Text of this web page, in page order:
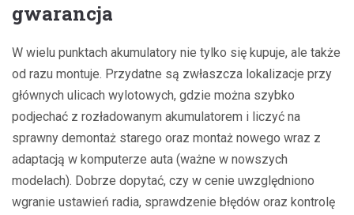
gwarancja
W wielu punktach akumulatory nie tylko się kupuje, ale także
od razu montuje. Przydatne są zwłaszcza lokalizacje przy
głównych ulicach wylotowych, gdzie można szybko
podjechać z rozładowanym akumulatorem i liczyć na
sprawny demontaż starego oraz montaż nowego wraz z
adaptacją w komputerze auta (ważne w nowszych
modelach). Dobrze dopytać, czy w cenie uwzględniono
wgranie ustawień radia, sprawdzenie błędów oraz kontrolę